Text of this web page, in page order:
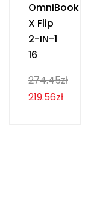
OmniBook
X Flip
2-IN-1
16
274.45zł
219.56zł